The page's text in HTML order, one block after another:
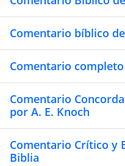
Comentario bíblico
Comentario
Comentario
por A. E. Knoch
Comentario Crítico y
Biblia